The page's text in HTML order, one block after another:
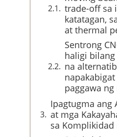
trade-off sa
katatagan,
at thermal
Sentrong
haligi
na
paggawa
Ipagtugma ang
at mga
sa Komplikidad